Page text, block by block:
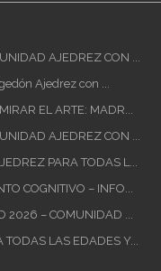
AJEDREZ CON ...
Ajedrez con ...
EL ARTE: MADR...
AJEDREZ CON ...
PARA TODAS L...
COGNITIVO – INFO...
2026 – COMUNIDAD ...
TODAS LAS EDADES Y...